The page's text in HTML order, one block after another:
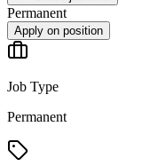
Permanent
Apply on position
Job Type
Permanent